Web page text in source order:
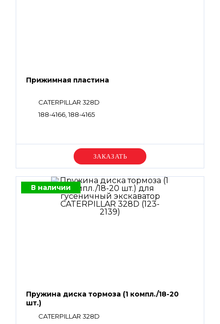
Прижимная пластина
CATERPILLAR 328D
188-4166, 188-4165
Уточняйте цену
В наличии
Пружина диска тормоза (1 компл./18-20
шт.)
CATERPILLAR 328D